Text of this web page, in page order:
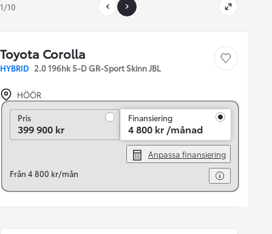
1/10
Toyota Corolla
HYBRID 2.0 196hk 5-D GR-Sport Skinn JBL
Save car
HÖÖR
PrisPris
399 900 kr
Finansiering
4 800 kr /månad
Anpassa finansiering
Från 4 800 kr/mån